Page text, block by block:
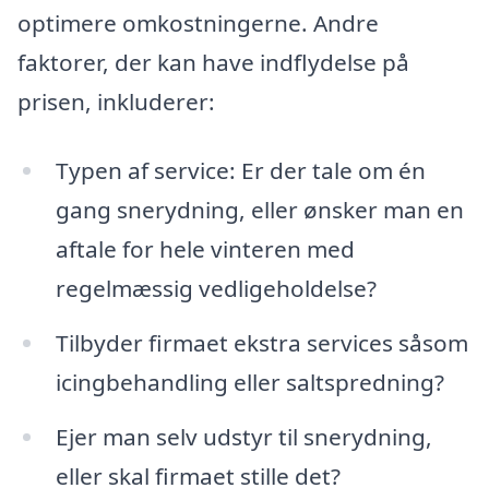
optimere omkostningerne. Andre
faktorer, der kan have indflydelse på
prisen, inkluderer:
Typen af service: Er der tale om én
gang snerydning, eller ønsker man en
aftale for hele vinteren med
regelmæssig vedligeholdelse?
Tilbyder firmaet ekstra services såsom
icingbehandling eller saltspredning?
Ejer man selv udstyr til snerydning,
eller skal firmaet stille det?